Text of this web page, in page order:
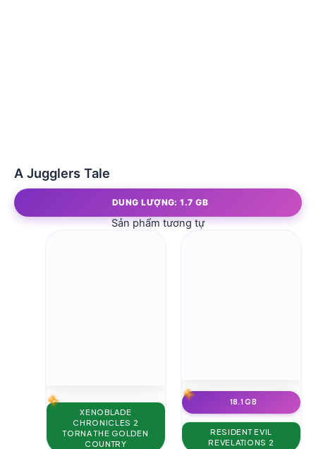
A Jugglers Tale
DUNG LƯỢNG: 1.7 GB
Sản phẩm tương tự
XENOBLADE
CHRONICLES 2
TORNA THE GOLDEN
COUNTRY
18.1 GB
RESIDENT EVIL
REVELATIONS 2